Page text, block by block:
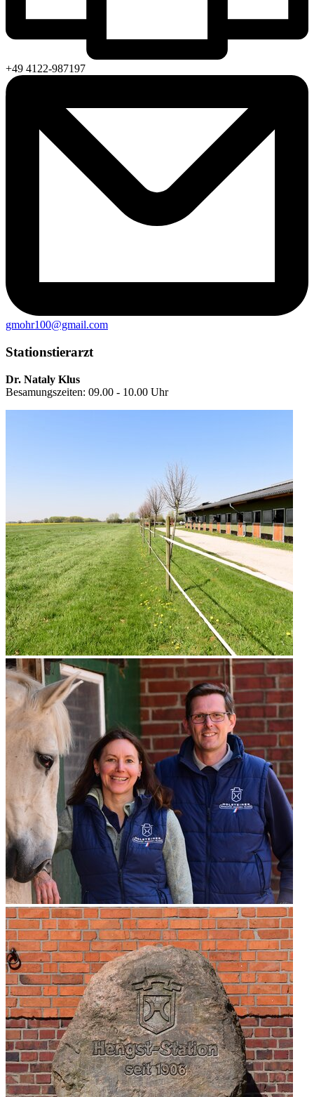
+49 4122-987197
gmohr100@gmail.com
Stationstierarzt
Dr. Nataly Klus
Besamungszeiten: 09.00 - 10.00 Uhr